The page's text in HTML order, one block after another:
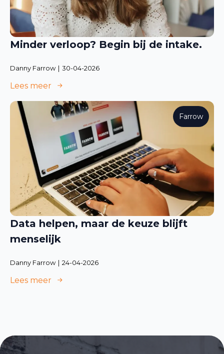
Minder verloop? Begin bij de intake.
Danny Farrow 30-04-2026
Lees meer
Data helpen, maar de keuze blijft
menselijk
Danny Farrow 24-04-2026
Farrow
Lees meer